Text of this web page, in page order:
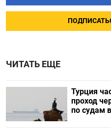
ЧИТАТЬ ЕЩЕ
Турция
проход
по судам